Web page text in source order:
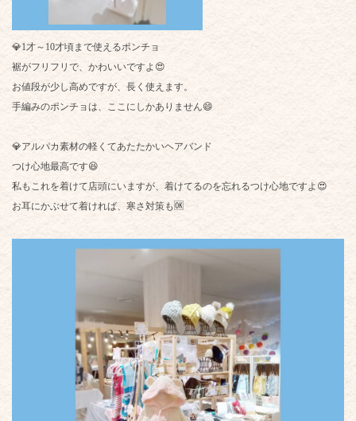
💎1才～10才頃まで使えるポンチョ
裾がフリフリで、かわいいですよ😍
お値段が少し高めですが、長く使えます。
手編みのポンチョは、ここにしかありません😄
💎アルパカ素材の軽くてあたたかいヘアバンド
つけ心地最高です😆
私もこれを着けて店頭にいますが、着けてるのを忘れるつけ心地ですよ😍
お耳にかぶせて着ければ、寒さ対策も🆗